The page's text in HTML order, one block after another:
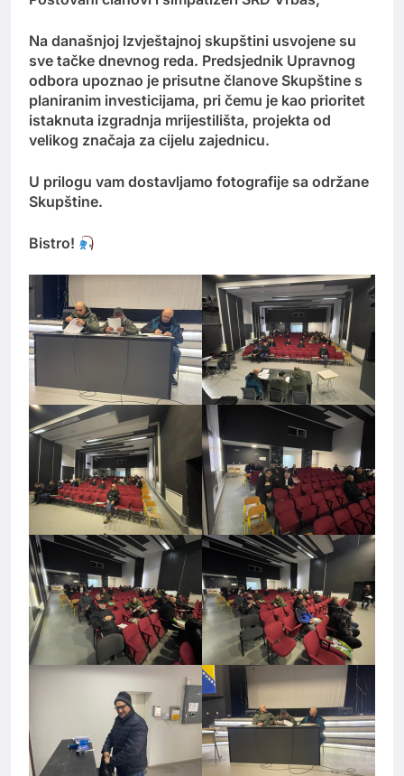
Na današnjoj Izvještajnoj skupštini usvojene su
sve tačke dnevnog reda. Predsjednik Upravnog
odbora upoznao je prisutne članove Skupštine s
planiranim investicijama, pri čemu je kao prioritet
istaknuta izgradnja mrijestilišta, projekta od
velikog značaja za cijelu zajednicu.
U prilogu vam dostavljamo fotografije sa održane
Skupštine.
Bistro!